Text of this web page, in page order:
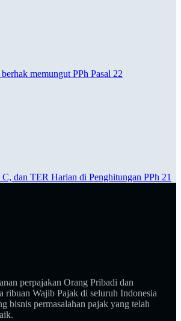
memungut PPh Pasal 22
dan TER Harian di Penghitungan PPh 21
perpajakan Orang Pribadi dan
ribuan Wajib Pajak di seluruh Indonesia
bisnis permasalahan pajak yang telah